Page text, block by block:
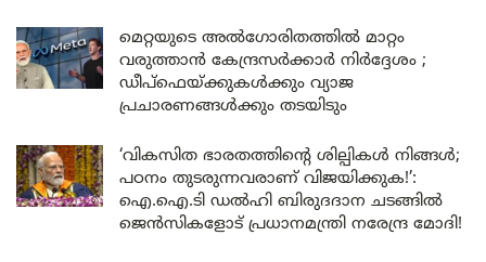
മെറ്റയുടെ അൽഗോരിതത്തിൽ മാറ്റം
വരുത്താൻ കേന്ദ്രസർക്കാർ നിർദ്ദേശം ;
ഡീപ്‌ഫെയ്ക്കുകൾക്കും വ്യാജ
പ്രചാരണങ്ങൾക്കും തടയിടും
‘വികസിത ഭാരതത്തിന്റെ ശില്പികൾ നിങ്ങൾ;
പഠനം തുടരുന്നവരാണ് വിജയിക്കുക!’:
ഐ.ഐ.ടി ഡൽഹി ബിരുദദാന ചടങ്ങിൽ
ജെൻസികളോട് പ്രധാനമന്ത്രി നരേന്ദ്ര മോദി!